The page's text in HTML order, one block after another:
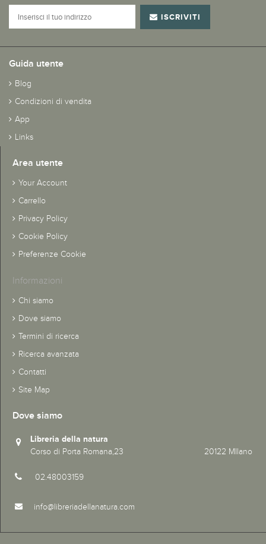
ISCRIVITI
Guida utente
Blog
Condizioni di vendita
App
Links
Area utente
Your Account
Carrello
Privacy Policy
Cookie Policy
Preferenze Cookie
Informazioni
Chi siamo
Dove siamo
Termini di ricerca
Ricerca avanzata
Contatti
Site Map
Dove siamo
Libreria della natura
Corso di Porta Romana,23 20122 MIlano
02.48003159
info@libreriadellanatura.com